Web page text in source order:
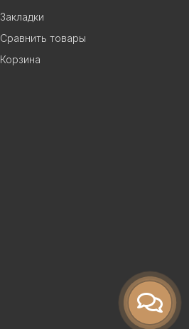
Закладки
Сравнить товары
Корзина